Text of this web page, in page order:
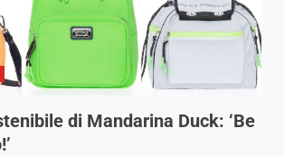
di Mandarina Duck: ‘Be